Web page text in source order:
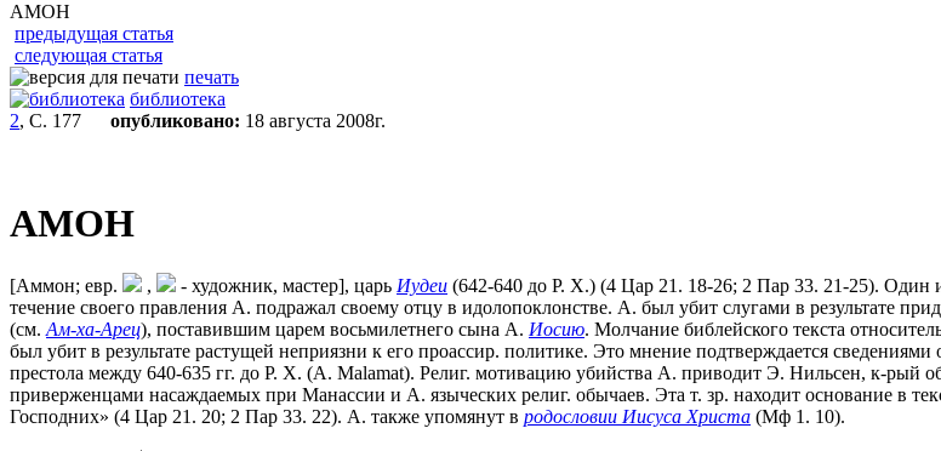
АМОН
предыдущая статья
следующая статья
печать
библиотека
2, С. 177 опубликовано: 18 августа 2008г.
АМОН
[Аммон; евр. , - художник, мастер], царь Иудеи (642-640 до Р. Х.) (4 Цар 21. 18-26; 2 Пар 33. 21-25). Один
течение своего правления А. подражал своему отцу в идолопоклонстве. А. был убит слугами в результате
(см. Ам-ха-Арец), поставившим царем восьмилетнего сына А. Иосию. Молчание библейского текста
был убит в результате растущей неприязни к его проассир. политике. Это мнение подтверждается
престола между 640-635 гг. до Р. Х. (A. Malamat). Религ. мотивацию убийства А. приводит Э. Нильсен, к-рый
приверженцами насаждаемых при Манассии и А. языческих религ. обычаев. Эта т. зр. находит основание в
Господних» (4 Цар 21. 20; 2 Пар 33. 22). А. также упомянут в родословии Иисуса Христа (Мф 1. 10).